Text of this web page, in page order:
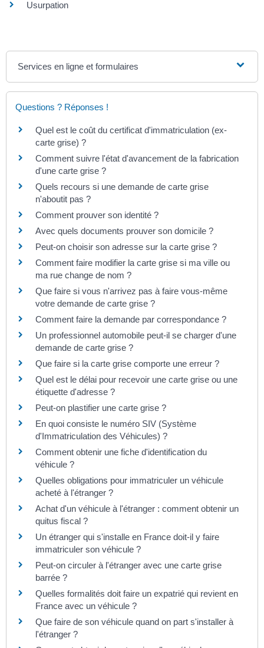
Usurpation
Services en ligne et formulaires
Questions ? Réponses !
Quel est le coût du certificat d'immatriculation (ex-
carte grise) ?
Comment suivre l'état d'avancement de la fabrication
d'une carte grise ?
Quels recours si une demande de carte grise
n'aboutit pas ?
Comment prouver son identité ?
Avec quels documents prouver son domicile ?
Peut-on choisir son adresse sur la carte grise ?
Comment faire modifier la carte grise si ma ville ou
ma rue change de nom ?
Que faire si vous n'arrivez pas à faire vous-même
votre demande de carte grise ?
Comment faire la demande par correspondance ?
Un professionnel automobile peut-il se charger d'une
demande de carte grise ?
Que faire si la carte grise comporte une erreur ?
Quel est le délai pour recevoir une carte grise ou une
étiquette d'adresse ?
Peut-on plastifier une carte grise ?
En quoi consiste le numéro SIV (Système
d'Immatriculation des Véhicules) ?
Comment obtenir une fiche d'identification du
véhicule ?
Quelles obligations pour immatriculer un véhicule
acheté à l'étranger ?
Achat d'un véhicule à l'étranger : comment obtenir un
quitus fiscal ?
Un étranger qui s'installe en France doit-il y faire
immatriculer son véhicule ?
Peut-on circuler à l'étranger avec une carte grise
barrée ?
Quelles formalités doit faire un expatrié qui revient en
France avec un véhicule ?
Que faire de son véhicule quand on part s'installer à
l'étranger ?